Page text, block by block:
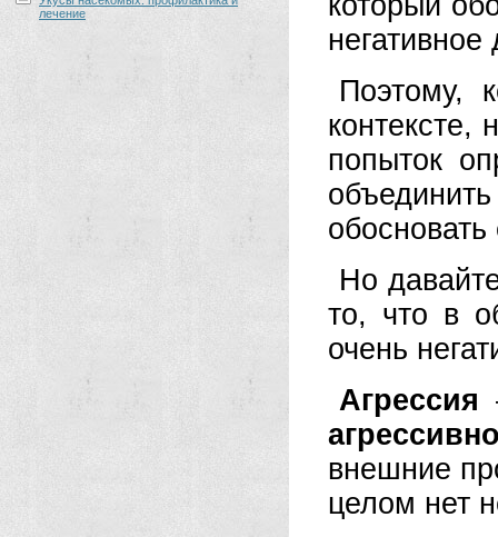
лечение
негативное
Поэтому,
контексте,
попыток
Но
то, что в
очень
Агрессия
внешние
целом нет